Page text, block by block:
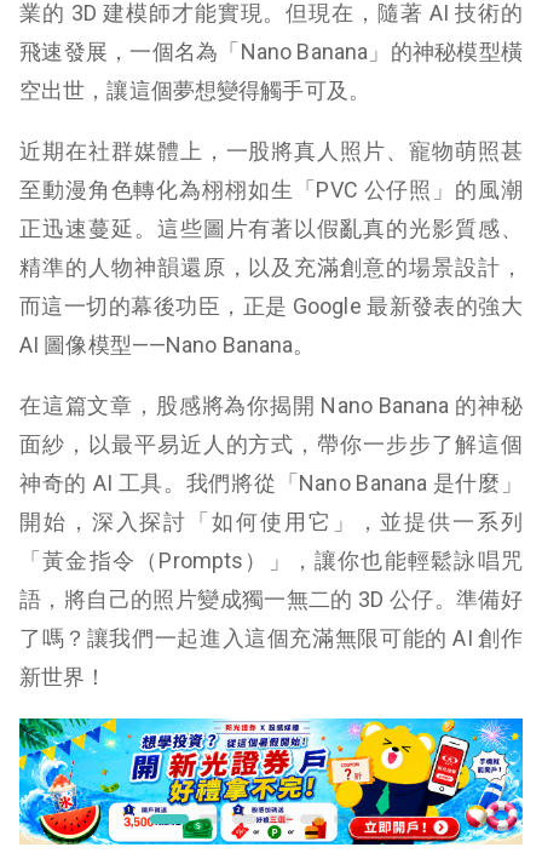
業的 3D 建模師才能實現。但現在，隨著 AI 技術的
飛速發展，一個名為「Nano Banana」的神秘模型橫
空出世，讓這個夢想變得觸手可及。
近期在社群媒體上，一股將真人照片、寵物萌照甚
至動漫角色轉化為栩栩如生「PVC 公仔照」的風潮
正迅速蔓延。這些圖片有著以假亂真的光影質感、
精準的人物神韻還原，以及充滿創意的場景設計，
而這一切的幕後功臣，正是 Google 最新發表的強大
AI 圖像模型——Nano Banana。
在這篇文章，股感將為你揭開 Nano Banana 的神秘
面紗，以最平易近人的方式，帶你一步步了解這個
神奇的 AI 工具。我們將從「Nano Banana 是什麼」
開始，深入探討「如何使用它」，並提供一系列
「黃金指令（Prompts）」，讓你也能輕鬆詠唱咒
語，將自己的照片變成獨一無二的 3D 公仔。準備好
了嗎？讓我們一起進入這個充滿無限可能的 AI 創作
新世界！